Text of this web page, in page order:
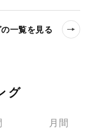
一覧を見る
グ
月間